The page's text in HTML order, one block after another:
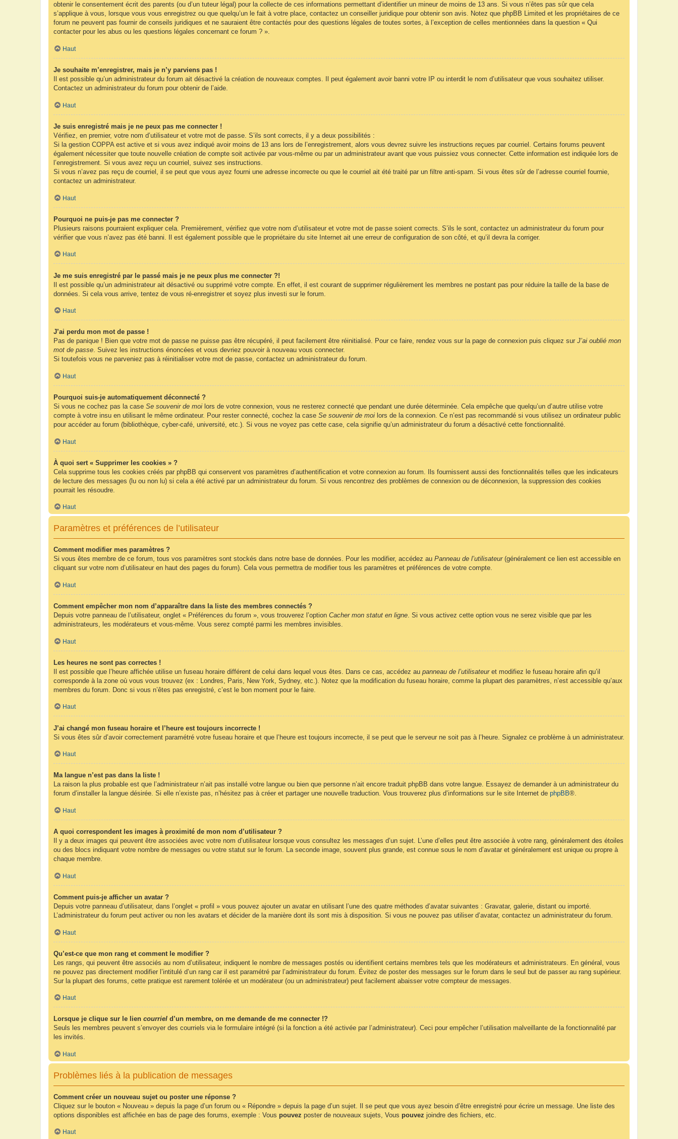
obtenir le consentement écrit des parents (ou d’un tuteur légal) pour la collecte de ces informations permettant d’identifier un mineur de moins de 13 ans. Si vous n’êtes pas sûr que cela
s’applique à vous, lorsque vous vous enregistrez ou que quelqu’un le fait à votre place, contactez un conseiller juridique pour obtenir son avis. Notez que phpBB Limited et les propriétaires de ce
forum ne peuvent pas fournir de conseils juridiques et ne sauraient être contactés pour des questions légales de toutes sortes, à l’exception de celles mentionnées dans la question « Qui
contacter pour les abus ou les questions légales concernant ce forum ? ».
Haut
Je souhaite m’enregistrer, mais je n’y parviens pas !
Il est possible qu’un administrateur du forum ait désactivé la création de nouveaux comptes. Il peut également avoir banni votre IP ou interdit le nom d’utilisateur que vous souhaitez utiliser.
Contactez un administrateur du forum pour obtenir de l’aide.
Haut
Je suis enregistré mais je ne peux pas me connecter !
Vérifiez, en premier, votre nom d’utilisateur et votre mot de passe. S’ils sont corrects, il y a deux possibilités :
Si la gestion COPPA est active et si vous avez indiqué avoir moins de 13 ans lors de l’enregistrement, alors vous devrez suivre les instructions reçues par courriel. Certains forums peuvent
également nécessiter que toute nouvelle création de compte soit activée par vous-même ou par un administrateur avant que vous puissiez vous connecter. Cette information est indiquée lors de
l’enregistrement. Si vous avez reçu un courriel, suivez ses instructions.
Si vous n’avez pas reçu de courriel, il se peut que vous ayez fourni une adresse incorrecte ou que le courriel ait été traité par un filtre anti-spam. Si vous êtes sûr de l’adresse courriel fournie,
contactez un administrateur.
Haut
Pourquoi ne puis-je pas me connecter ?
Plusieurs raisons pourraient expliquer cela. Premièrement, vérifiez que votre nom d’utilisateur et votre mot de passe soient corrects. S’ils le sont, contactez un administrateur du forum pour
vérifier que vous n’avez pas été banni. Il est également possible que le propriétaire du site Internet ait une erreur de configuration de son côté, et qu’il devra la corriger.
Haut
Je me suis enregistré par le passé mais je ne peux plus me connecter ?!
Il est possible qu’un administrateur ait désactivé ou supprimé votre compte. En effet, il est courant de supprimer régulièrement les membres ne postant pas pour réduire la taille de la base de
données. Si cela vous arrive, tentez de vous ré-enregistrer et soyez plus investi sur le forum.
Haut
J’ai perdu mon mot de passe !
Pas de panique ! Bien que votre mot de passe ne puisse pas être récupéré, il peut facilement être réinitialisé. Pour ce faire, rendez vous sur la page de connexion puis cliquez sur J’ai oublié mon
mot de passe. Suivez les instructions énoncées et vous devriez pouvoir à nouveau vous connecter.
Si toutefois vous ne parveniez pas à réinitialiser votre mot de passe, contactez un administrateur du forum.
Haut
Pourquoi suis-je automatiquement déconnecté ?
Si vous ne cochez pas la case Se souvenir de moi lors de votre connexion, vous ne resterez connecté que pendant une durée déterminée. Cela empêche que quelqu’un d’autre utilise votre
compte à votre insu en utilisant le même ordinateur. Pour rester connecté, cochez la case Se souvenir de moi lors de la connexion. Ce n’est pas recommandé si vous utilisez un ordinateur public
pour accéder au forum (bibliothèque, cyber-café, université, etc.). Si vous ne voyez pas cette case, cela signifie qu’un administrateur du forum a désactivé cette fonctionnalité.
Haut
À quoi sert « Supprimer les cookies » ?
Cela supprime tous les cookies créés par phpBB qui conservent vos paramètres d’authentification et votre connexion au forum. Ils fournissent aussi des fonctionnalités telles que les indicateurs
de lecture des messages (lu ou non lu) si cela a été activé par un administrateur du forum. Si vous rencontrez des problèmes de connexion ou de déconnexion, la suppression des cookies
pourrait les résoudre.
Haut
Paramètres et préférences de l’utilisateur
Comment modifier mes paramètres ?
Si vous êtes membre de ce forum, tous vos paramètres sont stockés dans notre base de données. Pour les modifier, accédez au Panneau de l’utilisateur(généralement ce lien est accessible en
cliquant sur votre nom d’utilisateur en haut des pages du forum). Cela vous permettra de modifier tous les paramètres et préférences de votre compte.
Haut
Comment empêcher mon nom d’apparaître dans la liste des membres connectés ?
Depuis votre panneau de l’utilisateur, onglet « Préférences du forum », vous trouverez l’option Cacher mon statut en ligne. Si vous activez cette option vous ne serez visible que par les
administrateurs, les modérateurs et vous-même. Vous serez compté parmi les membres invisibles.
Haut
Les heures ne sont pas correctes !
Il est possible que l’heure affichée utilise un fuseau horaire différent de celui dans lequel vous êtes. Dans ce cas, accédez au panneau de l’utilisateuret modifiez le fuseau horaire afin qu’il
corresponde à la zone où vous vous trouvez (ex : Londres, Paris, New York, Sydney, etc.). Notez que la modification du fuseau horaire, comme la plupart des paramètres, n’est accessible qu’aux
membres du forum. Donc si vous n’êtes pas enregistré, c’est le bon moment pour le faire.
Haut
J’ai changé mon fuseau horaire et l’heure est toujours incorrecte !
Si vous êtes sûr d’avoir correctement paramétré votre fuseau horaire et que l’heure est toujours incorrecte, il se peut que le serveur ne soit pas à l’heure. Signalez ce problème à un administrateur.
Haut
Ma langue n’est pas dans la liste !
La raison la plus probable est que l’administrateur n’ait pas installé votre langue ou bien que personne n’ait encore traduit phpBB dans votre langue. Essayez de demander à un administrateur du
forum d’installer la langue désirée. Si elle n’existe pas, n’hésitez pas à créer et partager une nouvelle traduction. Vous trouverez plus d’informations sur le site Internet de phpBB®.
Haut
A quoi correspondent les images à proximité de mon nom d’utilisateur ?
Il y a deux images qui peuvent être associées avec votre nom d’utilisateur lorsque vous consultez les messages d’un sujet. L’une d’elles peut être associée à votre rang, généralement des étoiles
ou des blocs indiquant votre nombre de messages ou votre statut sur le forum. La seconde image, souvent plus grande, est connue sous le nom d’avatar et généralement est unique ou propre à
chaque membre.
Haut
Comment puis-je afficher un avatar ?
Depuis votre panneau d’utilisateur, dans l’onglet « profil » vous pouvez ajouter un avatar en utilisant l’une des quatre méthodes d’avatar suivantes : Gravatar, galerie, distant ou importé.
L’administrateur du forum peut activer ou non les avatars et décider de la manière dont ils sont mis à disposition. Si vous ne pouvez pas utiliser d’avatar, contactez un administrateur du forum.
Haut
Qu’est-ce que mon rang et comment le modifier ?
Les rangs, qui peuvent être associés au nom d’utilisateur, indiquent le nombre de messages postés ou identifient certains membres tels que les modérateurs et administrateurs. En général, vous
ne pouvez pas directement modifier l’intitulé d’un rang car il est paramétré par l’administrateur du forum. Évitez de poster des messages sur le forum dans le seul but de passer au rang supérieur.
Sur la plupart des forums, cette pratique est rarement tolérée et un modérateur (ou un administrateur) peut facilement abaisser votre compteur de messages.
Haut
Lorsque je clique sur le lien courriel d’un membre, on me demande de me connecter !?
Seuls les membres peuvent s’envoyer des courriels via le formulaire intégré (si la fonction a été activée par l’administrateur). Ceci pour empêcher l’utilisation malveillante de la fonctionnalité par
les invités.
Haut
Problèmes liés à la publication de messages
Comment créer un nouveau sujet ou poster une réponse ?
Cliquez sur le bouton « Nouveau » depuis la page d’un forum ou « Répondre » depuis la page d’un sujet. Il se peut que vous ayez besoin d’être enregistré pour écrire un message. Une liste des
options disponibles est affichée en bas de page des forums, exemple : Vous pouvez poster de nouveaux sujets, Vous pouvez joindre des fichiers, etc.
Haut